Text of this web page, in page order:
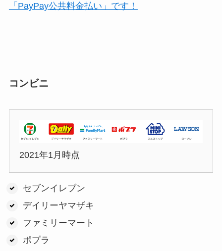
「PayPay公共料金払い」です！
コンビニ
2021年1月時点
セブンイレブン
デイリーヤマザキ
ファミリーマート
ポプラ